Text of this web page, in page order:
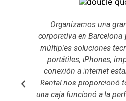
Organizamos una
corporativa en Barcelona
múltiples soluciones
portátiles, iPhones,
conexión a internet
Rental nos proporcionó
una caja funcionó a la